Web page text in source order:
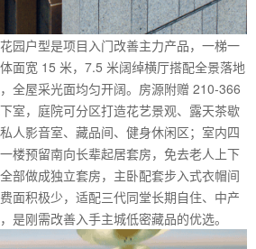
户型是项目入门改善主力产品，一梯一
面宽 15 米，7.5 米阔绰横厅搭配全景落地
全屋采光面均匀开阔。房源附赠 210-366
室，庭院可分区打造花艺景观、露天茶歇
人影音室、藏品间、健身休闲区；室内四
楼预留南向长辈起居套房，免去老人上下
部做成独立套房，主卧配套步入式衣帽间
面积极少，适配三代同堂长期自住、中产
是刚需改善入手主城低密藏品的优选。